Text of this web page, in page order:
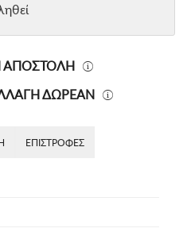
ΑΠΟΣΤΟΛΗ
ΔΩΡΕΑΝ
ΕΠΙΣΤΡΟΦΕΣ